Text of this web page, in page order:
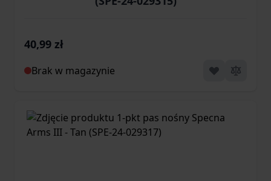
40,99 zł
Brak w magazynie